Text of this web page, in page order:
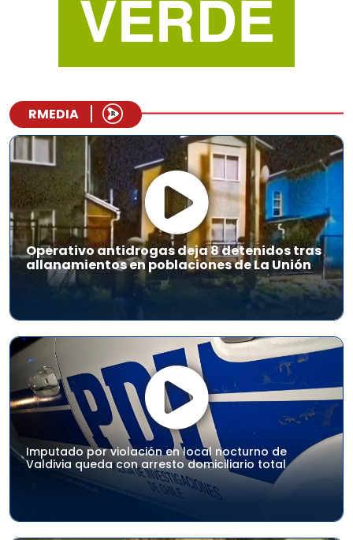
RMEDIA
Operativo antidrogas deja 8 detenidos tras
allanamientos en poblaciones de La Unión
Imputado por violación en local nocturno de
Valdivia queda con arresto domiciliario total